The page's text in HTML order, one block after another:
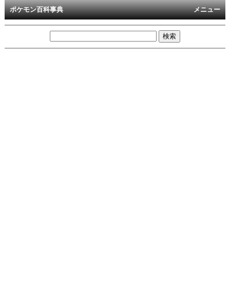
メニュー
ポケモン百科事典